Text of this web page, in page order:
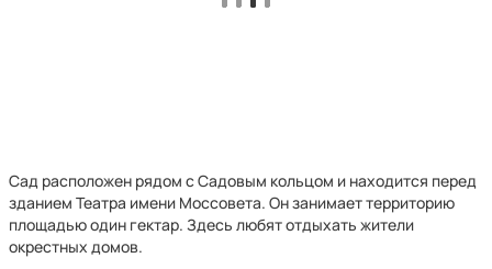
Сад расположен рядом с Садовым кольцом и находится перед
зданием Театра имени Моссовета. Он занимает территорию
площадью один гектар. Здесь любят отдыхать жители
окрестных домов.